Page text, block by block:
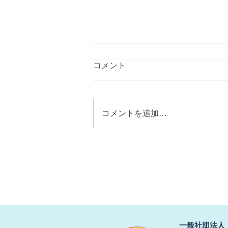
コメント
コメントを追加…
​一般社団法人